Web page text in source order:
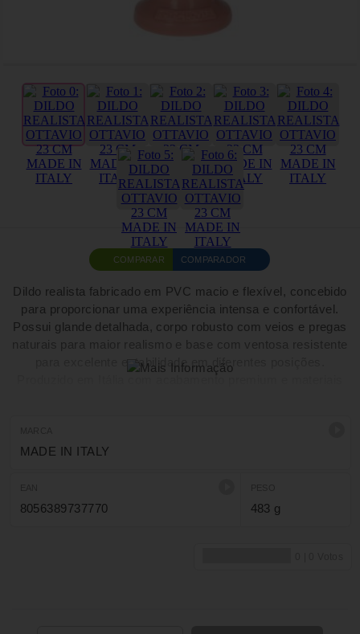
COMPARAR COMPARADOR
Dildo realista fabricado em PVC macio e flexível, concebido
para proporcionar uma experiência intensa e confortável.
Possui glande detalhada, corpo robusto com veios e pregas
naturais para maior realismo e base com ventosa resistente
para excelente estabilidade em diferentes posições.
Produzido em Itália com acabamento premium e materiais
MADE IN ITALY
8056389737770 483 g